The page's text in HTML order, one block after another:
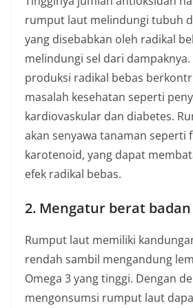
rumput laut melindungi tubuh
yang disebabkan oleh radikal
melindungi sel dari
produksi radikal bebas
masalah kesehatan seperti
kardiovaskular dan diabetes.
akan senyawa tanaman seperti
karotenoid, yang dapat
efek radikal bebas.
2. Mengatur berat badan
Rumput laut memiliki
rendah sambil mengandung
Omega 3 yang tinggi. Dengan
mengonsumsi rumput laut